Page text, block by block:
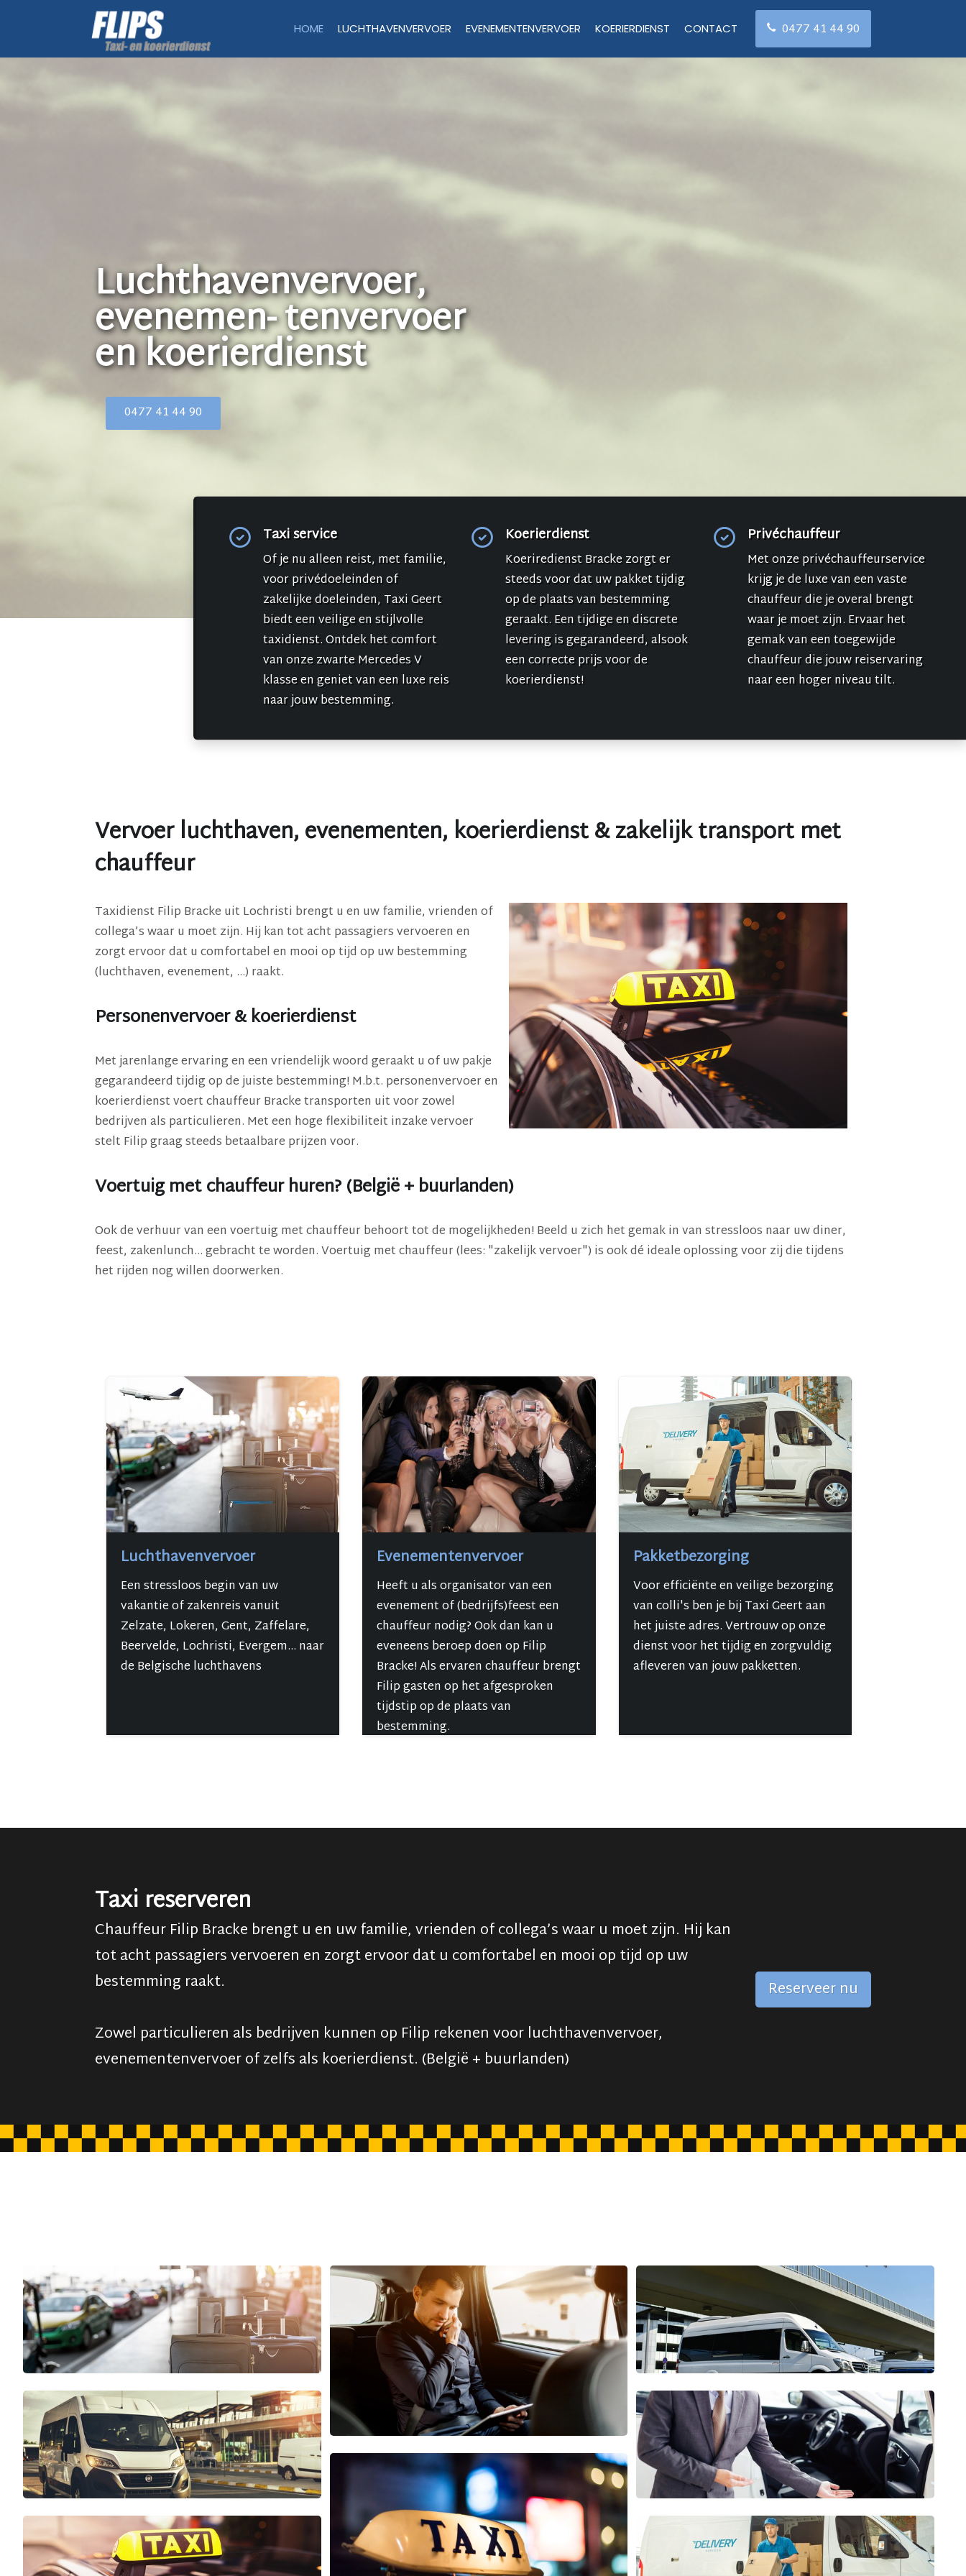
0477 41 44 90
HOME LUCHTHAVENVERVOER EVENEMENTENVERVOER KOERIERDIENST CONTACT
Luchthavenvervoer,
evenemen- tenvervoer
en koerierdienst
0477 41 44 90
Taxi service
Of je nu alleen reist, met familie,
voor privédoeleinden of
zakelijke doeleinden, Taxi Geert
biedt een veilige en stijlvolle
taxidienst. Ontdek het comfort
van onze zwarte Mercedes V
klasse en geniet van een luxe reis
naar jouw bestemming.
Koerierdienst
Koeriredienst Bracke zorgt er
steeds voor dat uw pakket tijdig
op de plaats van bestemming
geraakt. Een tijdige en discrete
levering is gegarandeerd, alsook
een correcte prijs voor de
koerierdienst!
Privéchauffeur
Met onze privéchauffeurservice
krijg je de luxe van een vaste
chauffeur die je overal brengt
waar je moet zijn. Ervaar het
gemak van een toegewijde
chauffeur die jouw reiservaring
naar een hoger niveau tilt.
Vervoer luchthaven, evenementen, koerierdienst & zakelijk transport met
chauffeur
Taxidienst Filip Bracke uit Lochristi brengt u en uw familie, vrienden of
collega’s waar u moet zijn. Hij kan tot acht passagiers vervoeren en
zorgt ervoor dat u comfortabel en mooi op tijd op uw bestemming
(luchthaven, evenement, ...) raakt.
Personenvervoer & koerierdienst
Met jarenlange ervaring en een vriendelijk woord geraakt u of uw pakje
gegarandeerd tijdig op de juiste bestemming! M.b.t. personenvervoer en
koerierdienst voert chauffeur Bracke transporten uit voor zowel
bedrijven als particulieren. Met een hoge flexibiliteit inzake vervoer
stelt Filip graag steeds betaalbare prijzen voor.
Voertuig met chauffeur huren? (België + buurlanden)
Ook de verhuur van een voertuig met chauffeur behoort tot de mogelijkheden! Beeld u zich het gemak in van stressloos naar uw diner,
feest, zakenlunch... gebracht te worden. Voertuig met chauffeur (lees: "zakelijk vervoer") is ook dé ideale oplossing voor zij die tijdens
het rijden nog willen doorwerken.
Luchthavenvervoer
Een stressloos begin van uw
vakantie of zakenreis vanuit
Zelzate, Lokeren, Gent, Zaffelare,
Beervelde, Lochristi, Evergem... naar
de Belgische luchthavens
Evenementenvervoer
Heeft u als organisator van een
evenement of (bedrijfs)feest een
chauffeur nodig? Ook dan kan u
eveneens beroep doen op Filip
Bracke! Als ervaren chauffeur brengt
Filip gasten op het afgesproken
tijdstip op de plaats van
bestemming.
Pakketbezorging
Voor efficiënte en veilige bezorging
van colli's ben je bij Taxi Geert aan
het juiste adres. Vertrouw op onze
dienst voor het tijdig en zorgvuldig
afleveren van jouw pakketten.
Taxi reserveren
Chauffeur Filip Bracke brengt u en uw familie, vrienden of collega’s waar u moet zijn. Hij kan
tot acht passagiers vervoeren en zorgt ervoor dat u comfortabel en mooi op tijd op uw
bestemming raakt.
Zowel particulieren als bedrijven kunnen op Filip rekenen voor luchthavenvervoer,
evenementenvervoer of zelfs als koerierdienst. (België + buurlanden)
Reserveer nu